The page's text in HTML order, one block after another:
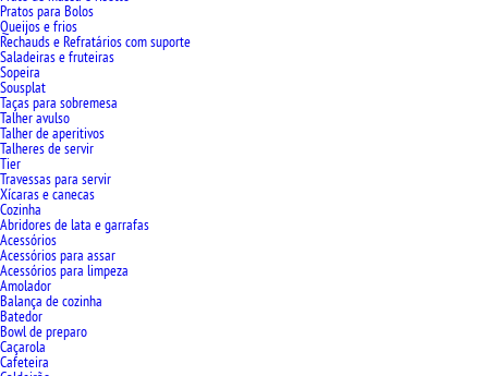
Pratos para Bolos
Queijos e frios
Rechauds e Refratários com suporte
Saladeiras e fruteiras
Sopeira
Sousplat
Taças para sobremesa
Talher avulso
Talher de aperitivos
Talheres de servir
Tier
Travessas para servir
Xícaras e canecas
Cozinha
Abridores de lata e garrafas
Acessórios
Acessórios para assar
Acessórios para limpeza
Amolador
Balança de cozinha
Batedor
Bowl de preparo
Caçarola
Cafeteira